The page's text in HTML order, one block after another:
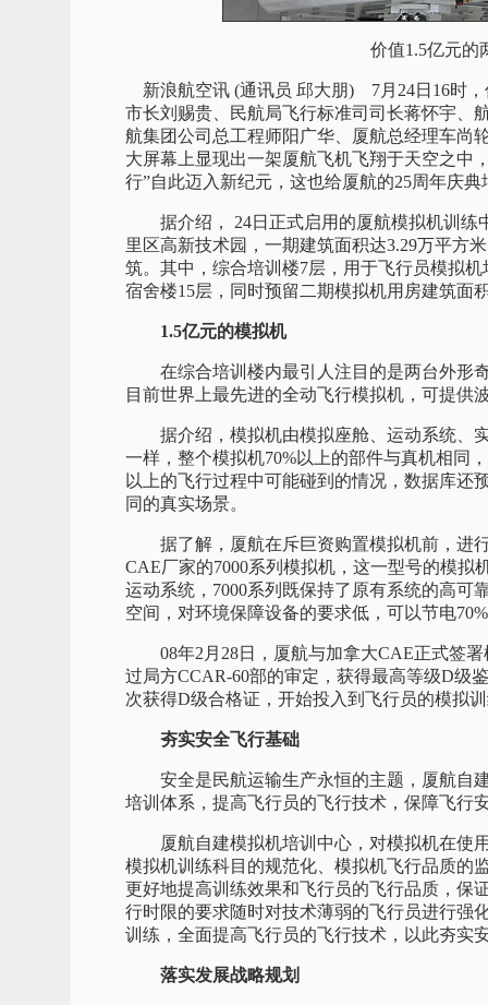
价值1.5亿元的
新浪航空讯 (通讯员 邱大朋) 7月24日16时，
市长刘赐贵、民航局飞行标准司司长蒋怀宇、
航集团公司总工程师阳广华、厦航总经理车尚
大屏幕上显现出一架厦航飞机飞翔于天空之中
行”自此迈入新纪元，这也给厦航的25周年庆
据介绍， 24日正式启用的厦航模拟机训练
里区高新技术园，一期建筑面积达3.29万平方
筑。其中，综合培训楼7层，用于飞行员模拟
宿舍楼15层，同时预留二期模拟机用房建筑面
1.5亿元的模拟机
在综合培训楼内最引人注目的是两台外形奇
目前世界上最先进的全动飞行模拟机，可提供
据介绍，模拟机由模拟座舱、运动系统、实
一样，整个模拟机70%以上的部件与真机相同
以上的飞行过程中可能碰到的情况，数据库还
同的真实场景。
据了解，厦航在斥巨资购置模拟机前，进行
CAE厂家的7000系列模拟机，这一型号的模
运动系统，7000系列既保持了原有系统的高可
空间，对环境保障设备的要求低，可以节电
08年2月28日，厦航与加拿大CAE正式签署
过局方CCAR-60部的审定，获得最高等级D级
次获得D级合格证，开始投入到飞行员的模拟
夯实安全飞行基础
安全是民航运输生产永恒的主题，厦航自建
培训体系，提高飞行员的飞行技术，保障飞行
厦航自建模拟机培训中心，对模拟机在使用
模拟机训练科目的规范化、模拟机飞行品质的
更好地提高训练效果和飞行员的飞行品质，保
行时限的要求随时对技术薄弱的飞行员进行强
训练，全面提高飞行员的飞行技术，以此夯实
落实发展战略规划